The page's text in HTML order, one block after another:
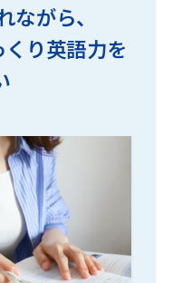
ながら、
り英語力を